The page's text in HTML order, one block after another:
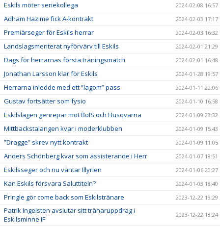
Eskils möter seriekollega 2024-02-08 16:57
Adham Hazime fick A-kontrakt 2024-02-03 17:17
Premiärseger för Eskils herrar 2024-02-03 16:32
Landslagsmeriterat nyförvärv till Eskils 2024-02-01 21:29
Dags för herrarnas första träningsmatch 2024-02-01 16:48
Jonathan Larsson klar för Eskils 2024-01-28 19:57
Herrarna inledde med ett ”lagom” pass 2024-01-11 22:06
Gustav fortsätter som fysio 2024-01-10 16:58
Eskilslagen genrepar mot BoIS och Husqvarna 2024-01-09 23:32
Mittbackstalangen kvar i moderklubben 2024-01-09 15:43
”Dragge” skrev nytt kontrakt 2024-01-09 11:05
Anders Schönberg kvar som assisterande i Herr 2024-01-07 18:51
Eskilsseger och nu väntar Illyrien 2024-01-06 20:27
Kan Eskils försvara Saluttiteln? 2024-01-03 18:40
Pringle gör come back som Eskilstränare 2023-12-22 19:29
Patrik Ingelsten avslutar sitt tränaruppdrag i
Eskilsminne IF
2023-12-22 18:24